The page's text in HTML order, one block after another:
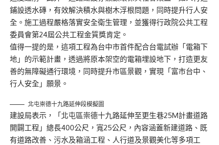
鋪設透水磚，有效解決積水與樹木浮根問題，同時提升行人安
全。施工過程嚴格落實安全衛生管理，並獲得行政院公共工程
委員會第24屆公共工程金質獎肯定。
值得一提的是，這項工程為台中市首件配合台電試辦「電箱下
地」的示範計畫，透過將原本架空的電箱埋設地下，打造更友
善的無障礙通行環境，同時提升市區景觀，實現「富市台中、
行人安全」願景。
北屯崇德十九路延伸段模擬圖
建設局表示，「北屯區崇德十九路延伸至更生巷25M計畫道路
開闢工程」總長400公尺，寬25公尺，內容涵蓋新建道路、既
有道路改善、污水及箱涵工程、人行道及景觀美化等多項工